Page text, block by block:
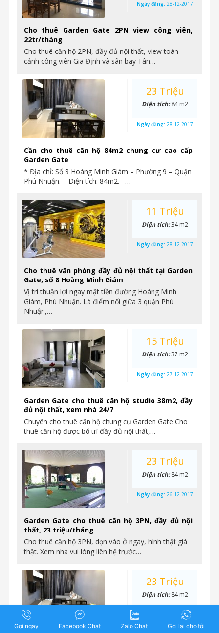
Cho thuê Garden Gate 2PN view công viên,
22tr/tháng
Cho thuê căn hộ 2PN, đầy đủ nội thất, view toàn
cảnh công viên Gia Định và sân bay Tân…
Ngày đăng: 28-12-2017
Cần cho thuê căn hộ 84m2 chung cư cao cấp
Garden Gate
* Địa chỉ: Số 8 Hoàng Minh Giám – Phường 9 – Quận
Phú Nhuận. – Diện tích: 84m2. –…
23 Triệu
Diện tích:84 m2
Ngày đăng: 28-12-2017
Cho thuê văn phòng đầy đủ nội thất tại Garden
Gate, số 8 Hoàng Minh Giám
Vị trí thuận lợi ngay mặt tiền đường Hoàng Minh
Giám, Phú Nhuận. Là điểm nối giữa 3 quận Phú
Nhuận,…
11 Triệu
Diện tích:34 m2
Ngày đăng: 28-12-2017
Garden Gate cho thuê căn hộ studio 38m2, đầy
đủ nội thất, xem nhà 24/7
Chuyên cho thuê căn hộ chung cư Garden Gate Cho
thuê căn hộ được bố trí đầy đủ nội thất,…
15 Triệu
Diện tích:37 m2
Ngày đăng: 27-12-2017
Garden Gate cho thuê căn hộ 3PN, đầy đủ nội
thất, 23 triệu/tháng
Cho thuê căn hộ 3PN, dọn vào ở ngay, hình thật giá
thật. Xem nhà vui lòng liên hệ trước…
23 Triệu
Diện tích:84 m2
Ngày đăng: 26-12-2017
23 Triệu
Diện tích:84 m2
Ngày đăng: 26-12-2017
Gọi ngay Facebook Chat Zalo Chat Gọi lại cho tôi